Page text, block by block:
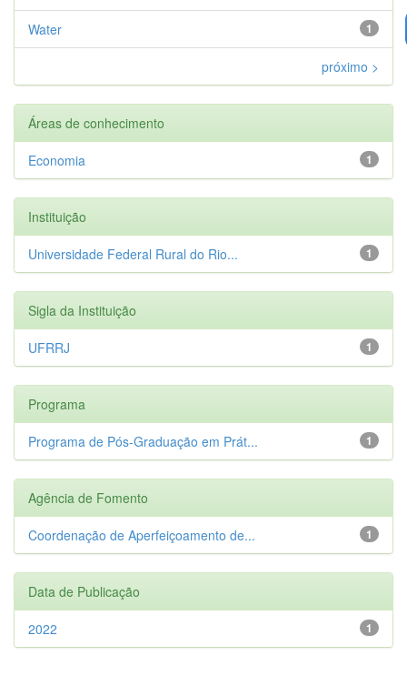
1
Water
próximo >
Áreas de conhecimento
1
Economia
Instituição
1
Universidade Federal Rural do Rio...
Sigla da Instituição
1
UFRRJ
Programa
1
Programa de Pós-Graduação em Prát...
Agência de Fomento
1
Coordenação de Aperfeiçoamento de...
Data de Publicação
1
2022